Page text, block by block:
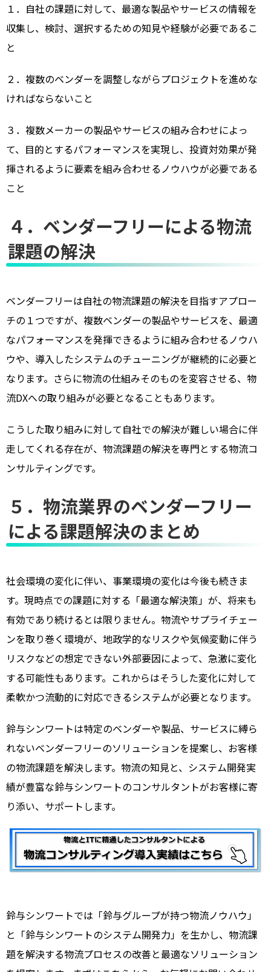
１．自社の課題に対して、最適な製品やサービスの情報を
収集し、検討、選択するための知見や経験が必要であるこ
と
２．複数のベンダーを調整しながらプロジェクトを進めな
ければならないこと
３．複数メーカーの製品やサービスの組み合わせによっ
て、目的とするパフォーマンスを実現し、投資対効果が発
揮されるように要素を組み合わせるノウハウが必要である
こと
４．ベンダーフリーによる物流
課題の解決
ベンダーフリーは自社の物流課題の解決を目指すアプロー
チの１つですが、複数ベンダーの製品やサービスを、最適
なパフォーマンスを発揮できるように組み合わせるノウハ
ウや、導入したシステムのチューニングが継続的に必要と
なります。さらに物流の仕組みそのものを変容させる、物
流DXへの取り組みが必要となることもあります。
こうした取り組みに対して自社での解決が難しい場合に伴
走してくれる存在が、物流課題の解決を専門とする物流コ
ンサルティングです。
５．物流業界のベンダーフリー
による課題解決のまとめ
社会環境の変化に伴い、事業環境の変化は今後も続きま
す。現時点での課題に対する「最適な解決策」が、将来も
有効であり続けるとは限りません。物流やサプライチェー
ンを取り巻く環境が、地政学的なリスクや気候変動に伴う
リスクなどの想定できない外部要因によって、急激に変化
する可能性もあります。これからはそうした変化に対して
柔軟かつ流動的に対応できるシステムが必要となります。
鈴与シンワートは特定のベンダーや製品、サービスに縛ら
れないベンダーフリーのソリューションを提案し、お客様
の物流課題を解決します。物流の知見と、システム開発実
績が豊富な鈴与シンワートのコンサルタントがお客様に寄
り添い、サポートします。
鈴与シンワートでは「鈴与グループが持つ物流ノウハウ」
と「鈴与シンワートのシステム開発力」を生かし、物流課
題を解決する物流プロセスの改善と最適なソリューション